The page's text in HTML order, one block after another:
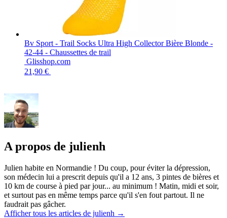
Bv Sport - Trail Socks Ultra High Collector Bière Blonde -
42-44 - Chaussettes de trail
Glisshop.com
21,90 €
A propos de julienh
Julien habite en Normandie ! Du coup, pour éviter la dépression,
son médecin lui a prescrit depuis qu'il a 12 ans, 3 pintes de bières et
10 km de course à pied par jour... au minimum ! Matin, midi et soir,
et surtout pas en même temps parce qu'il s'en fout partout. Il ne
faudrait pas gâcher.
Afficher tous les articles de julienh →